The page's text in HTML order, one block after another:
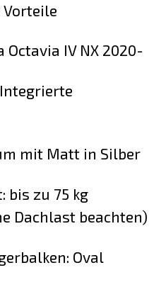
Vorteile
Octavia IV NX 2020-
mit Matt in Silber
bis zu 75 kg
Dachlast beachten)
Oval